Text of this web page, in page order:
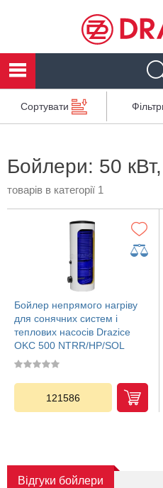
Сортувати
Бойлери: 50
товарів в категорії 1
Бойлер непрямого нагріву
для сонячних систем і
теплових насосів Drazice
OKC 500 NTRR/HP/SOL
121586
Відгуки бойлери